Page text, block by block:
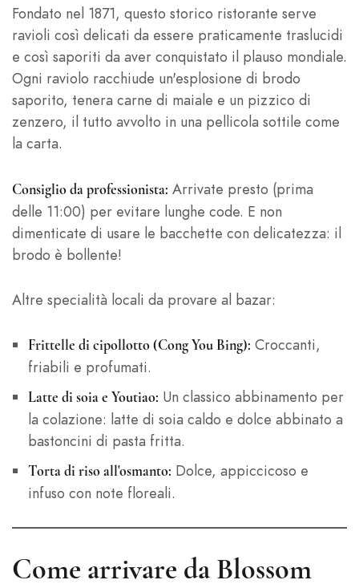
Fondato nel 1871, questo storico ristorante serve
ravioli così delicati da essere praticamente traslucidi
e così saporiti da aver conquistato il plauso mondiale.
Ogni raviolo racchiude un'esplosione di brodo
saporito, tenera carne di maiale e un pizzico di
zenzero, il tutto avvolto in una pellicola sottile come
la carta.
Consiglio da professionista: Arrivate presto (prima
delle 11:00) per evitare lunghe code. E non
dimenticate di usare le bacchette con delicatezza: il
brodo è bollente!
Altre specialità locali da provare al bazar:
Frittelle di cipollotto (Cong You Bing): Croccanti,
friabili e profumati.
Latte di soia e Youtiao: Un classico abbinamento per
la colazione: latte di soia caldo e dolce abbinato a
bastoncini di pasta fritta.
Torta di riso all'osmanto: Dolce, appiccicoso e
infuso con note floreali.
Come arrivare da Blossom